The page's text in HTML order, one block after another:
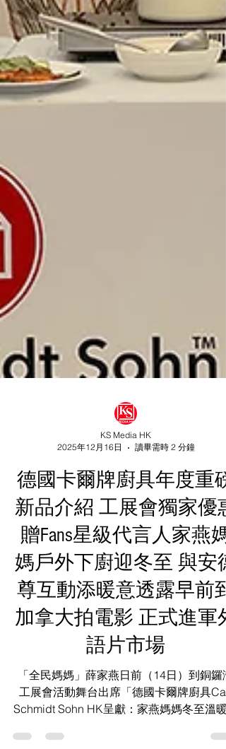
2025年12月16日
讀畢需時 2 分鐘
德國卡爾牌廚具年度重磅
新品介紹 工展會獨家優惠
贈Fans星級代言人家燕媽
媽戶外下廚迎冬至 與安德
尊互動添暖意透露早前到
加拿大拍電影 正式進軍外
語片市場
「全民媽媽」薛家燕日前（14日）到銅鑼灣
Schmidt Sohn HK呈獻：家燕媽媽冬至溫暖